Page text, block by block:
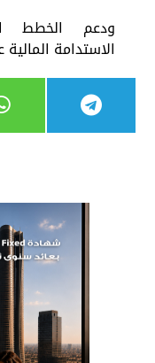
ودعم الخطط
الاستدامة